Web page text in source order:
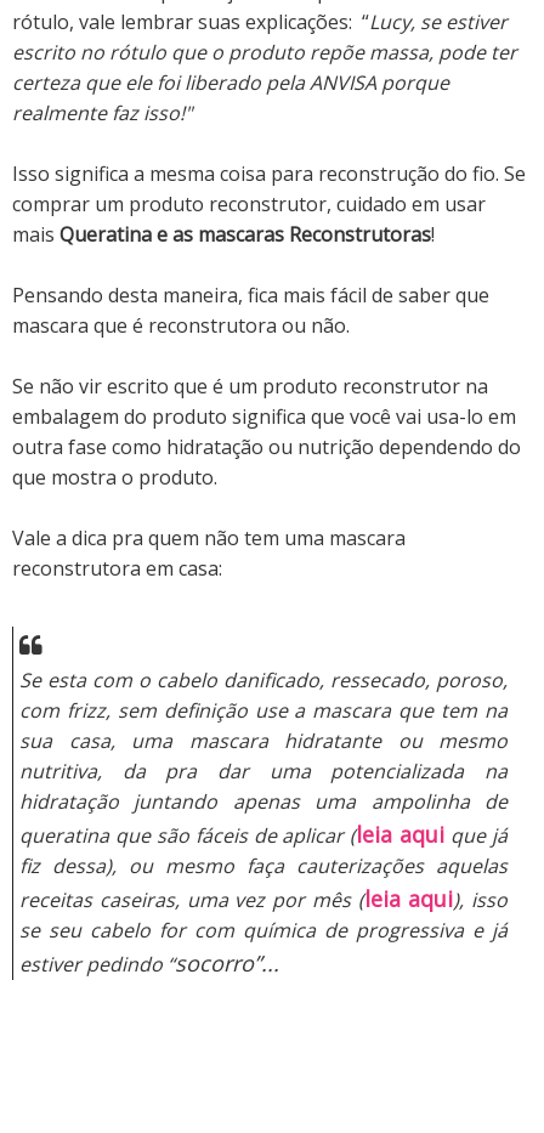
rótulo, vale lembrar suas explicações: “Lucy, se estiver
escrito no rótulo que o produto repõe massa, pode ter
certeza que ele foi liberado pela ANVISA porque
realmente faz isso!"
Isso significa a mesma coisa para reconstrução do fio. Se
comprar um produto reconstrutor, cuidado em usar
mais Queratina e as mascaras Reconstrutoras!
Pensando desta maneira, fica mais fácil de saber que
mascara que é reconstrutora ou não.
Se não vir escrito que é um produto reconstrutor na
embalagem do produto significa que você vai usa-lo em
outra fase como hidratação ou nutrição dependendo do
que mostra o produto.
Vale a dica pra quem não tem uma mascara
reconstrutora em casa:
Se esta com o cabelo danificado, ressecado, poroso,
com frizz, sem definição use a mascara que tem na
sua casa, uma mascara hidratante ou mesmo
nutritiva, da pra dar uma potencializada na
hidratação juntando apenas uma ampolinha de
queratina que são fáceis de aplicar (leia aqui que já
fiz dessa), ou mesmo faça cauterizações aquelas
receitas caseiras, uma vez por mês (leia aqui), isso
se seu cabelo for com química de progressiva e já
estiver pedindo “socorro”...